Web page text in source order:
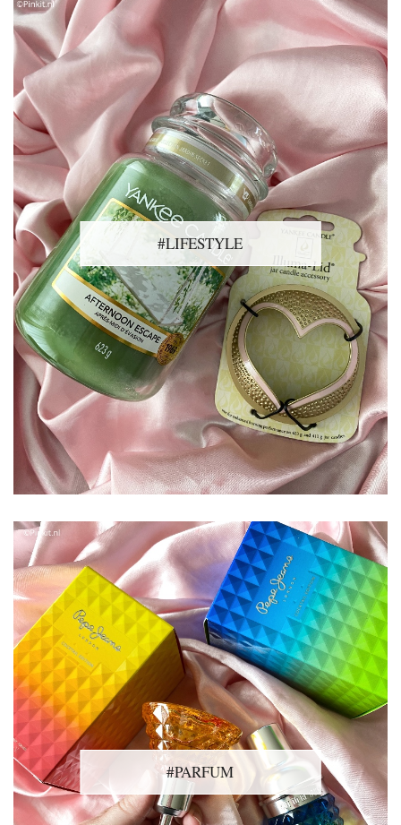
#LIFESTYLE
#PARFUM